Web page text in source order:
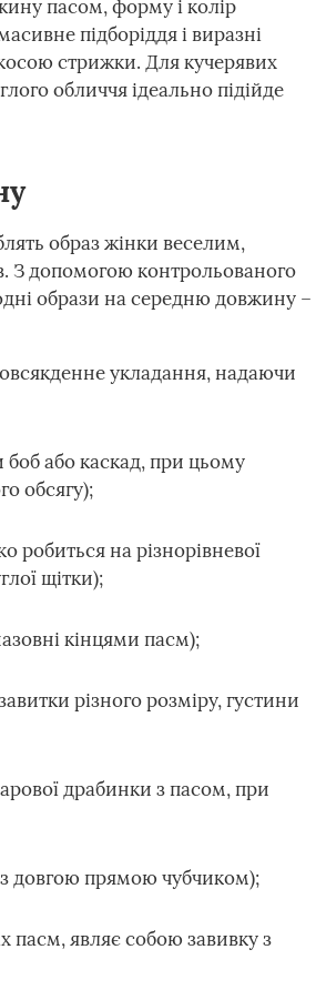
пасом, форму і колір
підборіддя і виразні
стрижки. Для кучерявих
обличчя ідеально підійде
образ жінки веселим,
З допомогою контрольованого
образи на середню довжину –
укладання, надаючи
або каскад, при цьому
обсягу);
робиться на різнорівневої
щітки);
кінцями пасм);
різного розміру, густини
драбинки з пасом, при
з довгою прямою чубчиком);
пасм, являє собою завивку з